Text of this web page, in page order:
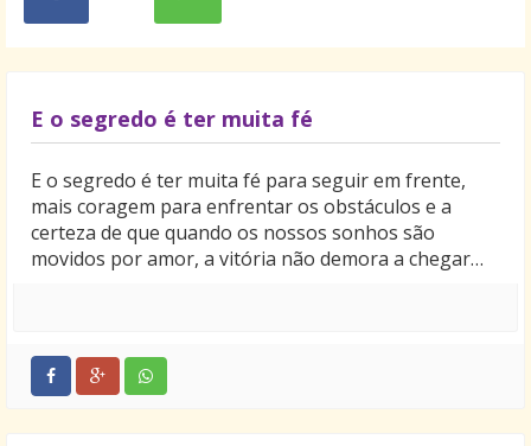
E o segredo é ter muita fé
E o segredo é ter muita fé para seguir em frente,
mais coragem para enfrentar os obstáculos e a
certeza de que quando os nossos sonhos são
movidos por amor, a vitória não demora a chegar…